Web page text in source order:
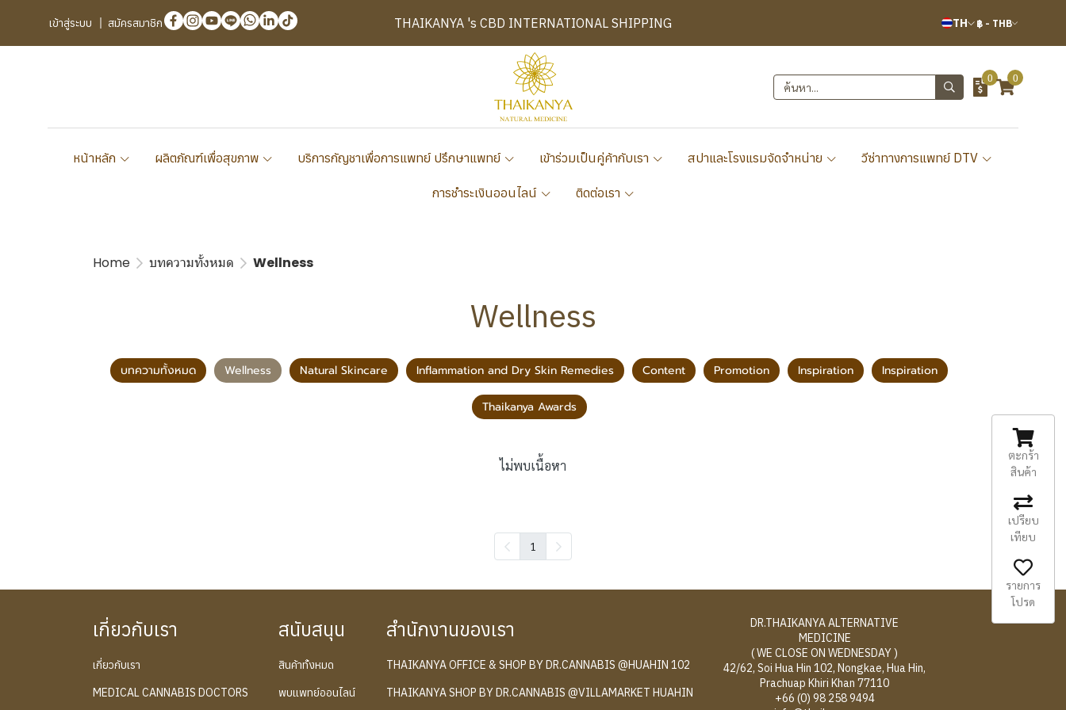
เข้าสู่ระบบ สมัครสมาชิก THAIKANYA 's CBD INTERNATIONAL SHIPPING TH ฿ - THB
0 0
หน้าหลัก ผลิตภัณฑ์เพื่อสุขภาพ บริการกัญชาเพื่อการแพทย์ ปรึกษาแพทย์ เข้าร่วมเป็นคู่ค้ากับเรา สปาและโรงแรมจัดจำหน่าย วีซ่าทางการแพทย์ DTV
การชำระเงินออนไลน์ ติดต่อเรา
Home บทความทั้งหมด Wellness
Wellness
บทความทั้งหมด Wellness Natural Skincare Inflammation and Dry Skin Remedies Content Promotion Inspiration Inspiration
Thaikanya Awards
ไม่พบเนื้อหา
1
เกี่ยวกับเรา
เกี่ยวกับเรา
MEDICAL CANNABIS DOCTORS
สนับสนุน
สินค้าทั้งหมด
พบแพทย์ออนไลน์
สำนักงานของเรา
THAIKANYA OFFICE & SHOP BY DR.CANNABIS @HUAHIN 102
THAIKANYA SHOP BY DR.CANNABIS @VILLAMARKET HUAHIN
DR.THAIKANYA ALTERNATIVE
MEDICINE
( WE CLOSE ON WEDNESDAY )
42/62, Soi Hua Hin 102, Nongkae, Hua Hin,
Prachuap Khiri Khan 77110
+66 (0) 98 258 9494
ตะกร้า
สินค้า
เปรียบ
เทียบ
รายการ
โปรด